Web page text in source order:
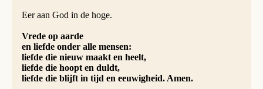
Eer aan God in de hoge.
Vrede op aarde
en liefde onder alle mensen:
liefde die nieuw maakt en heelt,
liefde die hoopt en duldt,
liefde die blijft in tijd en eeuwigheid. Amen.